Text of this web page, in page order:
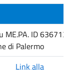
ME.PA. ID 6367131
di Palermo
Link alla